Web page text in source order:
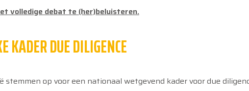
volledige debat te (her)beluisteren.
KADER DUE DILIGENCE
stemmen op voor een nationaal wetgevend kader voor due